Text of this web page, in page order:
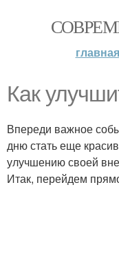
главная
Как
Впереди важное
дню стать еще
улучшению своей
Итак, перейдем